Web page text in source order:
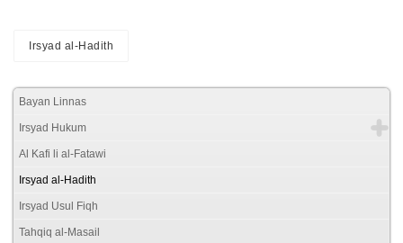
Irsyad al-Hadith
Bayan Linnas
Irsyad Hukum
Al Kafi li al-Fatawi
Irsyad al-Hadith
Irsyad Usul Fiqh
Tahqiq al-Masail